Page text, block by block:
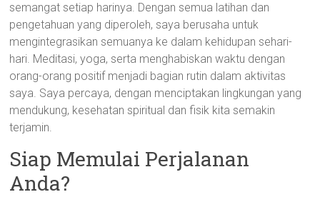
semangat setiap harinya. Dengan semua latihan dan
pengetahuan yang diperoleh, saya berusaha untuk
mengintegrasikan semuanya ke dalam kehidupan sehari-
hari. Meditasi, yoga, serta menghabiskan waktu dengan
orang-orang positif menjadi bagian rutin dalam aktivitas
saya. Saya percaya, dengan menciptakan lingkungan yang
mendukung, kesehatan spiritual dan fisik kita semakin
terjamin.
Siap Memulai Perjalanan
Anda?